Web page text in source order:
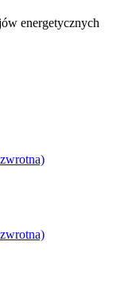
energetycznych